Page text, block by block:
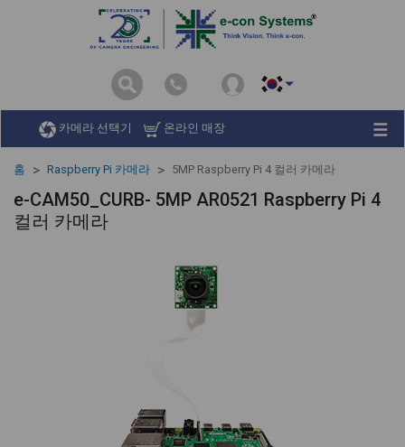
카메라 선택기 온라인 매장
홈 Raspberry Pi 카메라 5MP Raspberry Pi 4 컬러 카메라
e-CAM50_CURB- 5MP AR0521 Raspberry Pi 4
컬러 카메라